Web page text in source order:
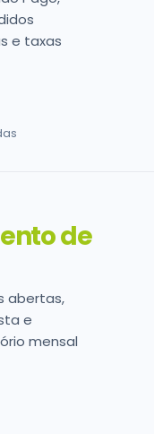
e taxas
de
abertas,
e
mensal